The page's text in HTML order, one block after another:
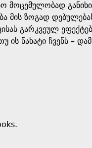
მოცემულობად
მის ზოგად დებულებას
გარკვეულ
ის ნახატი ჩვენს –